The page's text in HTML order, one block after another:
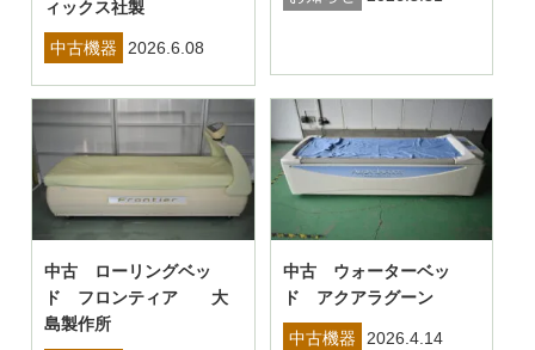
ィックス社製
中古機器 2026.6.08
中古 ローリングベッ
ド フロンティア 大
島製作所
中古 ウォーターベッ
ド アクアラグーン
中古機器 2026.4.14